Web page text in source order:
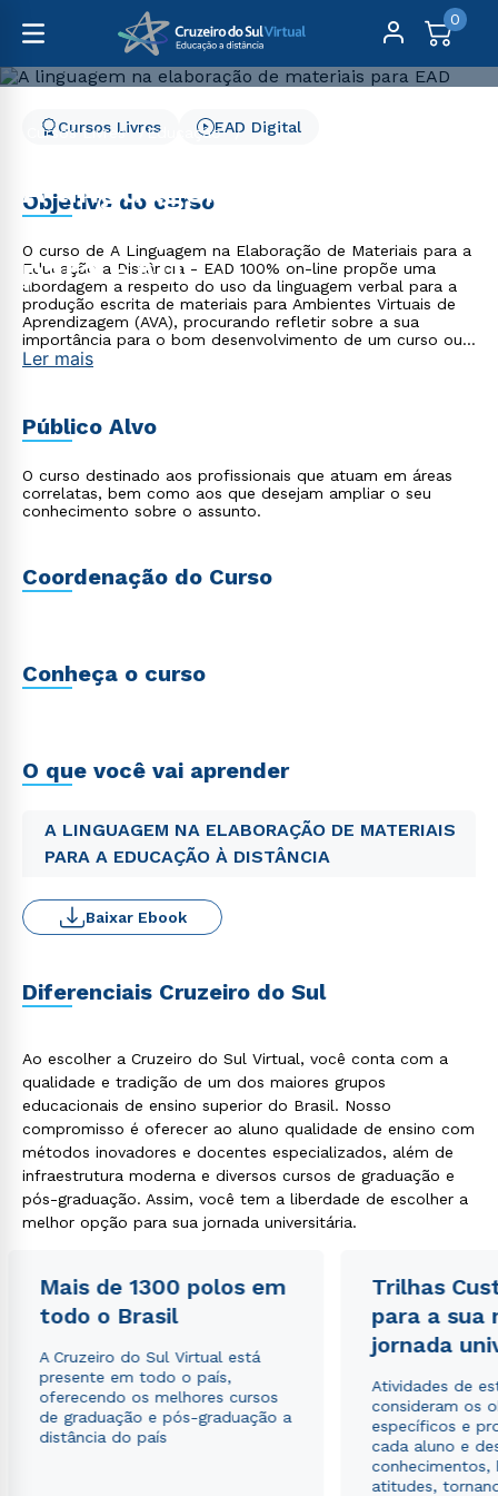
0
Cursos Livres
Educação
A linguagem na
elaboração de materiais
para EAD
Cursos Livres EAD Digital
Objetivo do curso
O curso de A Linguagem na Elaboração de Materiais para a
Educação a Distância - EAD 100% on-line propõe uma
abordagem a respeito do uso da linguagem verbal para a
produção escrita de materiais para Ambientes Virtuais de
Aprendizagem (AVA), procurando refletir sobre a sua
importância para o bom desenvolvimento de um curso ou
de uma disciplina em AVA. Nele, você poderá conhecer
será capaz de aplicar os conceitos abordados em
situações cotidianas na elaboração de materiais para a
Ler mais
Público Alvo
O curso destinado aos profissionais que atuam em áreas
correlatas, bem como aos que desejam ampliar o seu
conhecimento sobre o assunto.
Coordenação do Curso
Conheça o curso
O que você vai aprender
A LINGUAGEM NA ELABORAÇÃO DE MATERIAIS
PARA A EDUCAÇÃO À DISTÂNCIA
Baixar Ebook
Diferenciais Cruzeiro do Sul
Ao escolher a Cruzeiro do Sul Virtual, você conta com a
qualidade e tradição de um dos maiores grupos
educacionais de ensino superior do Brasil. Nosso
compromisso é oferecer ao aluno qualidade de ensino com
métodos inovadores e docentes especializados, além de
infraestrutura moderna e diversos cursos de graduação e
pós-graduação. Assim, você tem a liberdade de escolher a
melhor opção para sua jornada universitária.
Mais de 1300 polos em
todo o Brasil
A Cruzeiro do Sul Virtual está
presente em todo o país,
oferecendo os melhores cursos
de graduação e pós-graduação a
distância do país
Trilhas
para a sua
jornada
Atividades de
consideram os
específicos e
cada aluno e
conhecimentos,
atitudes,